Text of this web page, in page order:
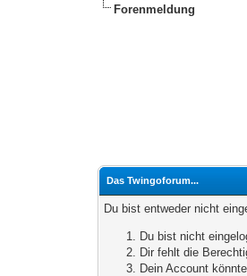
Forenmeldung
Das Twingoforum...
Du bist entweder nicht
Du bist nicht
Dir fehlt die
Dein Account